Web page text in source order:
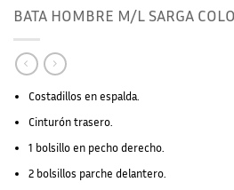
BATA HOMBRE M/L SARGA
Costadillos en espalda.
Cinturón trasero.
1 bolsillo en pecho derecho.
2 bolsillos parche delantero.